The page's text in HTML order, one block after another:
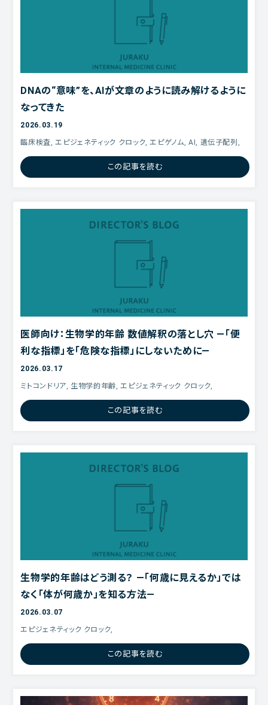
DNAの“意味”を、AIが文章のように読み解けるように
なってきた
2026.03.19
臨床検査, エピジェネティック クロック, エピゲノム, AI, 遺伝子配列,
この記事を読む
医師向け：生物学的年齢 数値解釈の落とし穴 ―「便
利な指標」を「危険な指標」にしないために―
2026.03.17
ミトコンドリア, 生物学的年齢, エピジェネティック クロック,
この記事を読む
生物学的年齢はどう測る？ ―「何歳に見えるか」では
なく「体が何歳か」を知る方法―
2026.03.07
エピジェネティック クロック,
この記事を読む